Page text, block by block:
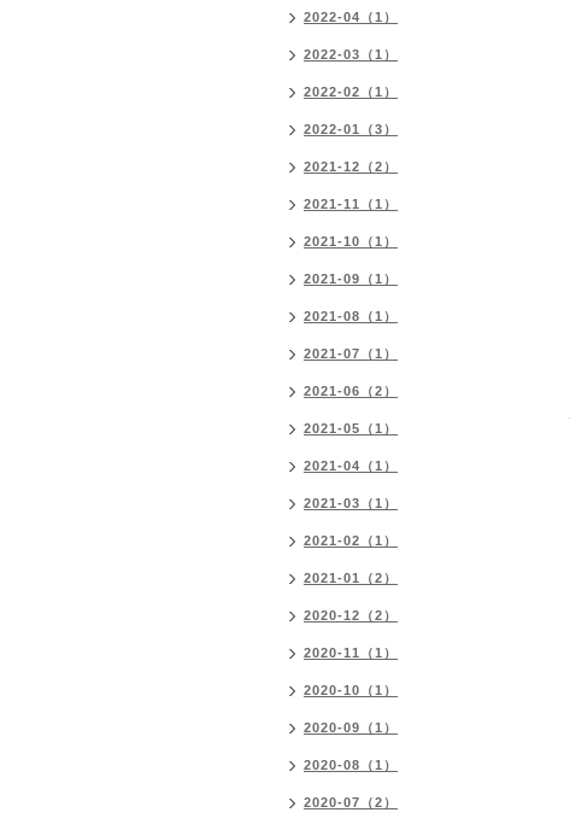
2022-04（1）
2022-03（1）
2022-02（1）
2022-01（3）
2021-12（2）
2021-11（1）
2021-10（1）
2021-09（1）
2021-08（1）
2021-07（1）
2021-06（2）
2021-05（1）
2021-04（1）
2021-03（1）
2021-02（1）
2021-01（2）
2020-12（2）
2020-11（1）
2020-10（1）
2020-09（1）
2020-08（1）
2020-07（2）